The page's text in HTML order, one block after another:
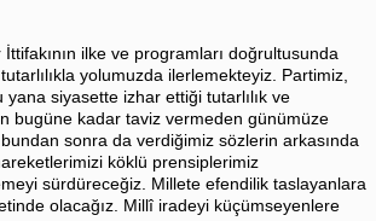
ilke ve programları doğrultusunda
yolumuzda ilerlemekteyiz. Partimiz,
siyasette izhar ettiği tutarlılık ve
bugüne kadar taviz vermeden günümüze
sonra da verdiğimiz sözlerin arkasında
köklü prensiplerimiz
sürdüreceğiz. Millete efendilik taslayanlara
olacağız. Millî iradeyi küçümseyenlere